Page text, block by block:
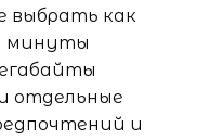
выбрать как
минуты
отдельные
и